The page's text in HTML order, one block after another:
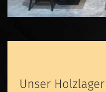
Unser Holzlager